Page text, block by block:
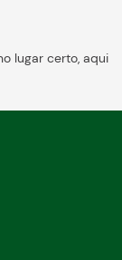
lugar certo, aqui